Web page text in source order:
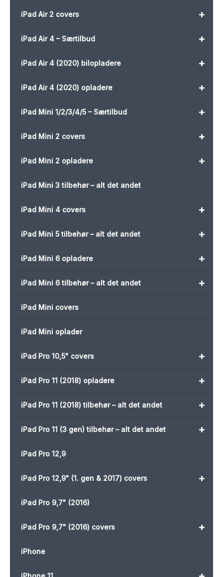
+
iPad Air 2 covers
+
iPad Air 4 – Særtilbud
+
iPad Air 4 (2020) bilopladere
+
iPad Air 4 (2020) opladere
+
iPad Mini 1/2/3/4/5 – Særtilbud
+
iPad Mini 2 covers
+
iPad Mini 2 opladere
iPad Mini 3 tilbehør – alt det andet
+
iPad Mini 4 covers
+
iPad Mini 5 tilbehør – alt det andet
+
iPad Mini 6 opladere
+
iPad Mini 6 tilbehør – alt det andet
iPad Mini covers
iPad Mini oplader
+
iPad Pro 10,5" covers
+
iPad Pro 11 (2018) opladere
+
iPad Pro 11 (2018) tilbehør – alt det andet
+
iPad Pro 11 (3 gen) tilbehør – alt det andet
iPad Pro 12,9
+
iPad Pro 12,9" (1. gen & 2017) covers
iPad Pro 9,7" (2016)
+
iPad Pro 9,7" (2016) covers
iPhone